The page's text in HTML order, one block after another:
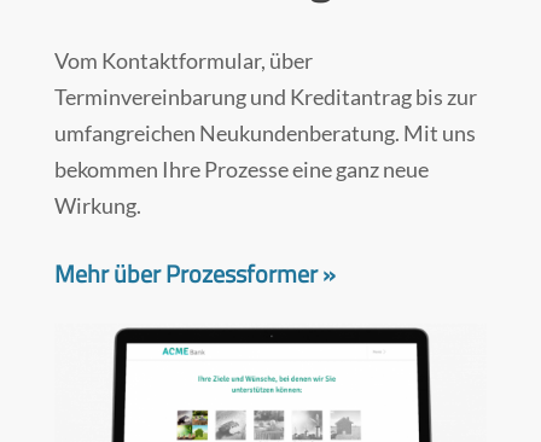
Vom Kontaktformular, über
Terminvereinbarung und Kreditantrag bis zur
umfangreichen Neukundenberatung. Mit uns
bekommen Ihre Prozesse eine ganz neue
Wirkung.
Mehr über Prozessformer »